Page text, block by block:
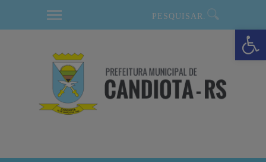
Barra de Ferramentas Aberta